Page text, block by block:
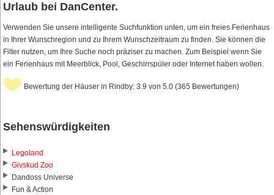
Urlaub bei DanCenter.
Verwenden Sie unsere intelligente Suchfunktion unten, um ein freies Ferienhaus
in Ihrer Wunschregion und zu Ihrem Wunschzeitraum zu finden. Sie können die
Filter nutzen, um Ihre Suche noch präziser zu machen. Zum Beispiel wenn Sie
ein Ferienhaus mit Meerblick, Pool, Geschirrspüler oder Internet haben wollen.
Bewertung der Häuser in Rindby: 3.9 von 5.0 (365 Bewertungen)
Sehenswürdigkeiten
Legoland
Givskud Zoo
Dandoss Universe
Fun & Action